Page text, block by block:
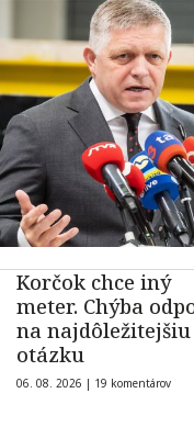
Korčok chce iný
meter. Chýba
na najdôležitejšiu
otázku
06. 08. 2026 | 19 komentárov